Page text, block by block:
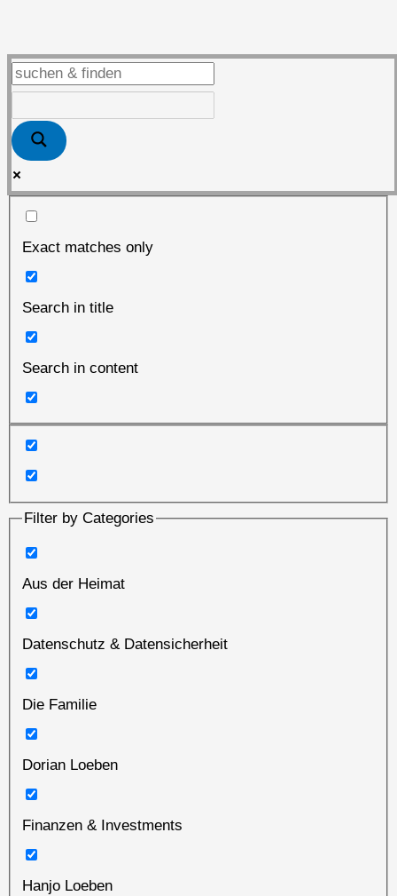
Exact matches only
Search in title
Search in content
Filter by Categories
Aus der Heimat
Datenschutz & Datensicherheit
Die Familie
Dorian Loeben
Finanzen & Investments
Hanjo Loeben